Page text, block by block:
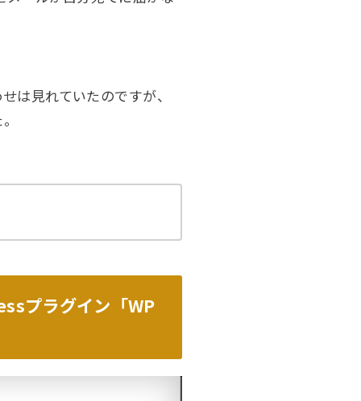
見れていたのですが、
プラグイン「WP